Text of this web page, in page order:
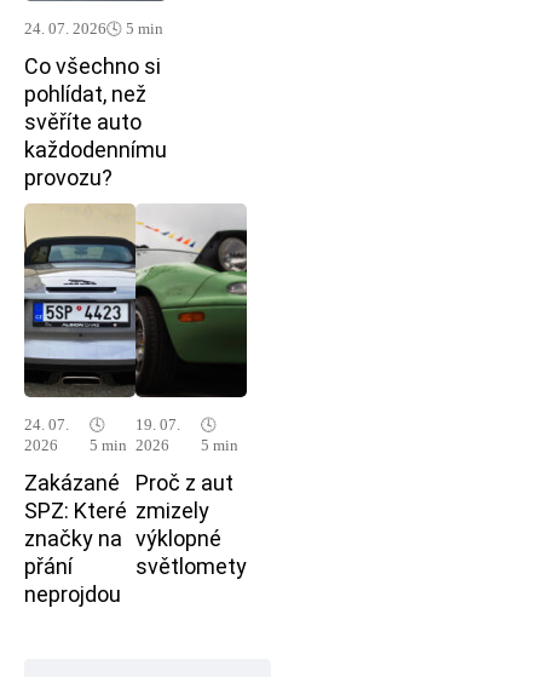
24. 07. 2026🕓 5 min
Co všechno si
pohlídat, než
svěříte auto
každodennímu
provozu?
24. 07.
2026
🕓
5 min
Zakázané
SPZ: Které
značky na
přání
neprojdou
19. 07.
2026
🕓
5 min
Proč z aut
zmizely
výklopné
světlomety